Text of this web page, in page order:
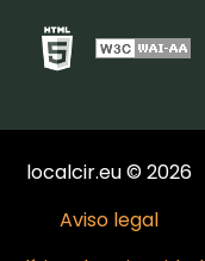
localcir.eu © 2026
Aviso legal